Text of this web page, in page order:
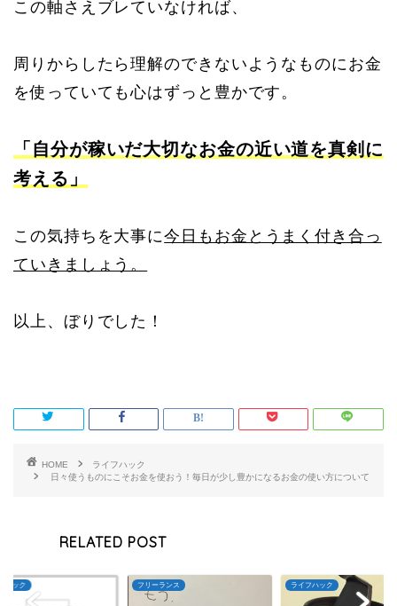
この軸さえブレていなければ、
周りからしたら理解のできないようなものにお金
を使っていても心はずっと豊かです。
「自分が稼いだ大切なお金の近い道を真剣に
考える」
この気持ちを大事に今日もお金とうまく付き合っ
ていきましょう。
以上、ぼりでした！
HOME
ライフハック
日々使うものにこそお金を使おう！毎日が少し豊かになるお金の使い方について
RELATED POST
ランス ライフハック ライフハック